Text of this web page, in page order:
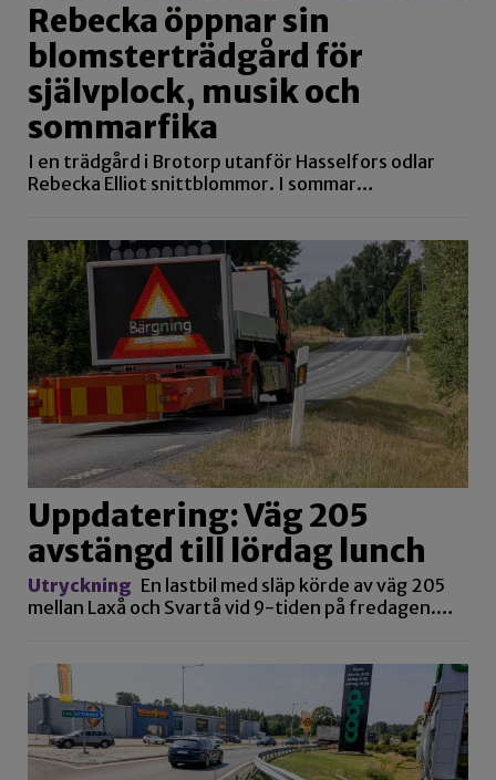
Rebecka öppnar sin
blomsterträdgård för
självplock, musik och
sommarfika
I en trädgård i Brotorp utanför Hasselfors odlar
Rebecka Elliot snittblommor. I sommar…
Uppdatering: Väg 205
avstängd till lördag lunch
Utryckning En lastbil med släp körde av väg 205
mellan Laxå och Svartå vid 9-tiden på fredagen.…